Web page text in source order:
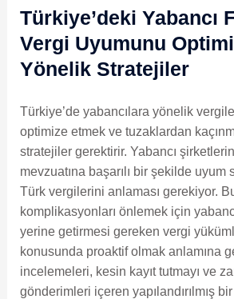
Türkiye’deki Yabancı
Vergi Uyumunu
Yönelik Stratejiler
Türkiye’de yabancılara yönelik
optimize etmek ve tuzaklardan
stratejiler gerektirir. Yabancı
mevzuatına başarılı bir şekilde
Türk vergilerini anlaması gerekiyor.
komplikasyonları önlemek için
yerine getirmesi gereken vergi
konusunda proaktif olmak anlamına
incelemeleri, kesin kayıt tutmayı ve
gönderimleri içeren yapılandırılmış